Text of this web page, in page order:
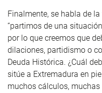
Finalmente, se habla de
“partimos de una
por lo que creemos que
dilaciones, partidismo o
Deuda Histórica. ¿Cuál
sitúe a Extremadura en
muchos cálculos,